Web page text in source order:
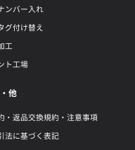
ンバー入れ
グ付け替え
工
ト工場
他
・返品交換規約・注意事項
法に基づく表記